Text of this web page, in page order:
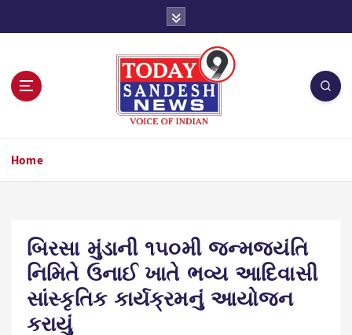
Home
બિરસા મુંડાની ૧૫૦મી જન્મજયંતિ
નિમિતે ઉનાઈ ખાતે ભવ્ય આદિવાસી
સાંસ્કૃતિક કાર્યક્રમનું આયોજન
કરાયું